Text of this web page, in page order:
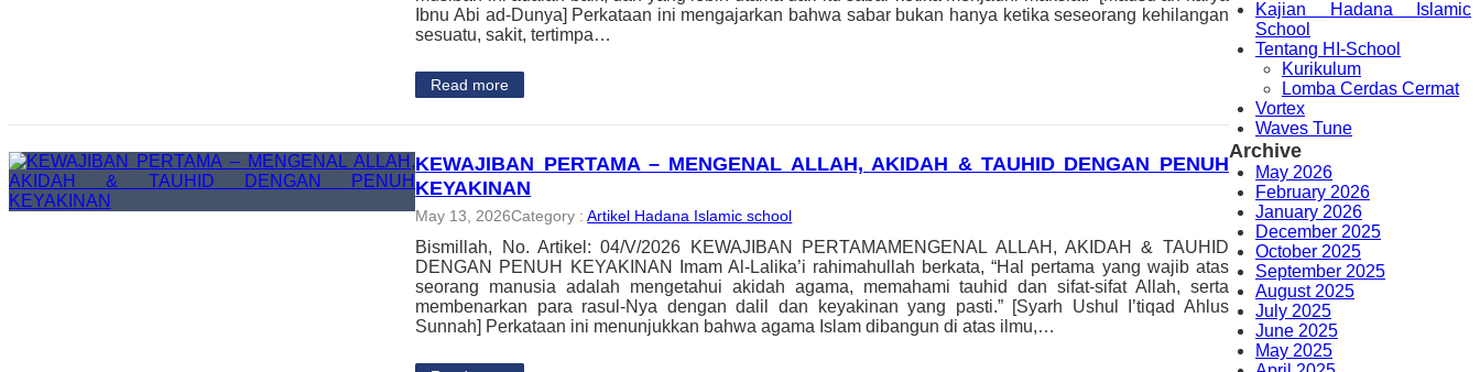
Ibnu Abi ad-Dunya] Perkataan ini mengajarkan bahwa sabar bukan hanya ketika seseorang kehilangan
sesuatu, sakit, tertimpa…
Read more
KEWAJIBAN PERTAMA – MENGENAL ALLAH, AKIDAH & TAUHID DENGAN PENUH
KEYAKINAN
May 13, 2026Category :Artikel Hadana Islamic school
Bismillah, No. Artikel: 04/V/2026 KEWAJIBAN PERTAMAMENGENAL ALLAH, AKIDAH & TAUHID
DENGAN PENUH KEYAKINAN Imam Al-Lalika’i rahimahullah berkata, “Hal pertama yang wajib atas
seorang manusia adalah mengetahui akidah agama, memahami tauhid dan sifat-sifat Allah, serta
membenarkan para rasul-Nya dengan dalil dan keyakinan yang pasti.” [Syarh Ushul I’tiqad Ahlus
Sunnah] Perkataan ini menunjukkan bahwa agama Islam dibangun di atas ilmu,…
Kajian Hadana Islamic
School
Tentang HI-School
Kurikulum
Lomba Cerdas Cermat
Vortex
Waves Tune
Archive
May 2026
February 2026
January 2026
December 2025
October 2025
September 2025
August 2025
July 2025
June 2025
May 2025